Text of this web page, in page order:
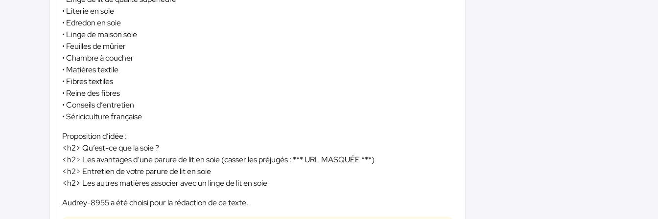
• Literie en soie
• Edredon en soie
• Linge de maison soie
• Feuilles de mûrier
• Chambre à coucher
• Matières textile
• Fibres textiles
• Reine des fibres
• Conseils d’entretien
• Sériciculture française
Proposition d’idée :
<h2> Qu’est-ce que la soie ?
<h2> Les avantages d’une parure de lit en soie (casser les préjugés : *** URL MASQUÉE ***)
<h2> Entretien de votre parure de lit en soie
<h2> Les autres matières associer avec un linge de lit en soie
Audrey-8955 a été choisi pour la rédaction de ce texte.